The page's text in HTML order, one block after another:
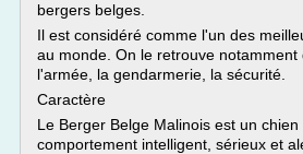
bergers belges.
Il est considéré comme l'un des
au monde. On le retrouve notamment
l'armée, la gendarmerie, la sécurité.
Caractère
Le Berger Belge Malinois est un chien
comportement intelligent, sérieux et